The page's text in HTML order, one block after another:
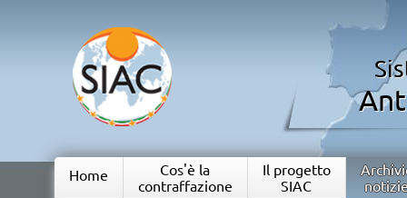
Home
Cos'è la
contraffazione
Il progetto
SIAC